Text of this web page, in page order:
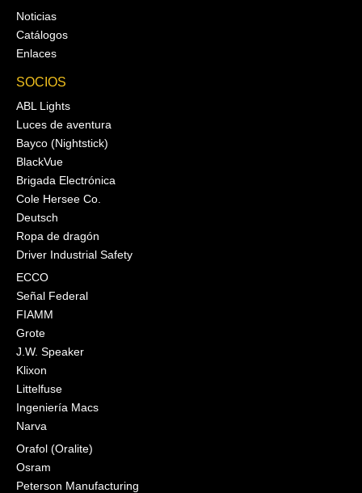
Noticias
Catálogos
Enlaces
SOCIOS
ABL Lights
Luces de aventura
Bayco (Nightstick)
BlackVue
Brigada Electrónica
Cole Hersee Co.
Deutsch
Ropa de dragón
Driver Industrial Safety
ECCO
Señal Federal
FIAMM
Grote
J.W. Speaker
Klixon
Littelfuse
Ingeniería Macs
Narva
Orafol (Oralite)
Osram
Peterson Manufacturing